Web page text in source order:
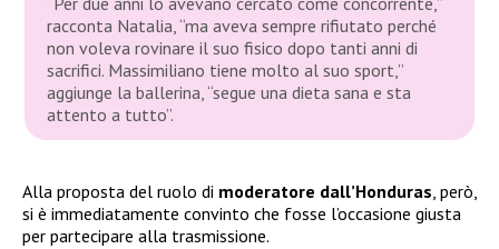
racconta Natalia,“ma aveva sempre rifiutato perché
non voleva rovinare il suo fisico dopo tanti anni di
sacrifici. Massimiliano tiene molto al suo sport,”
aggiunge la ballerina,“segue una dieta sana e sta
attento a tutto”.
Alla proposta del ruolo di moderatore dall’Honduras, però,
si è immediatamente convinto che fosse l’occasione giusta
per partecipare alla trasmissione.